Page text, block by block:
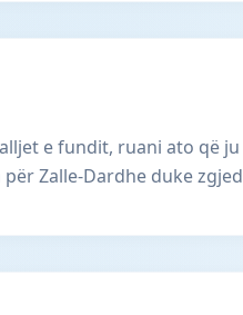
e fundit, ruani ato që
Zalle-Dardhe duke